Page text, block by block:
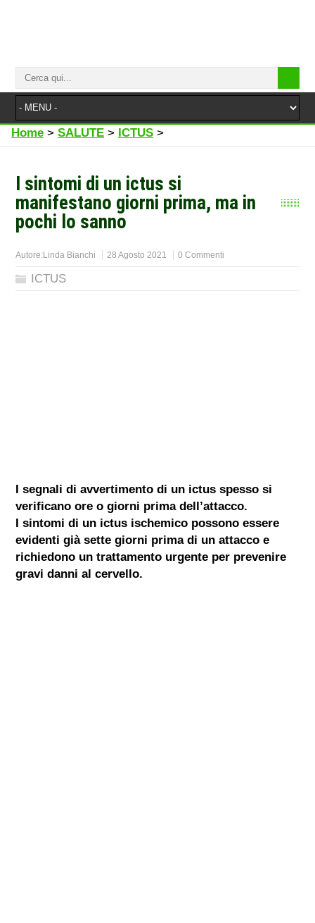
Home > SALUTE > ICTUS >
I sintomi di un ictus si
manifestano giorni prima, ma in
pochi lo sanno
Autore:Linda Bianchi 28 Agosto 2021 0 Commenti
ICTUS
I segnali di avvertimento di un ictus spesso si
verificano ore o giorni prima dell’attacco.
I sintomi di un ictus ischemico possono essere
evidenti già sette giorni prima di un attacco e
richiedono un trattamento urgente per prevenire
gravi danni al cervello.